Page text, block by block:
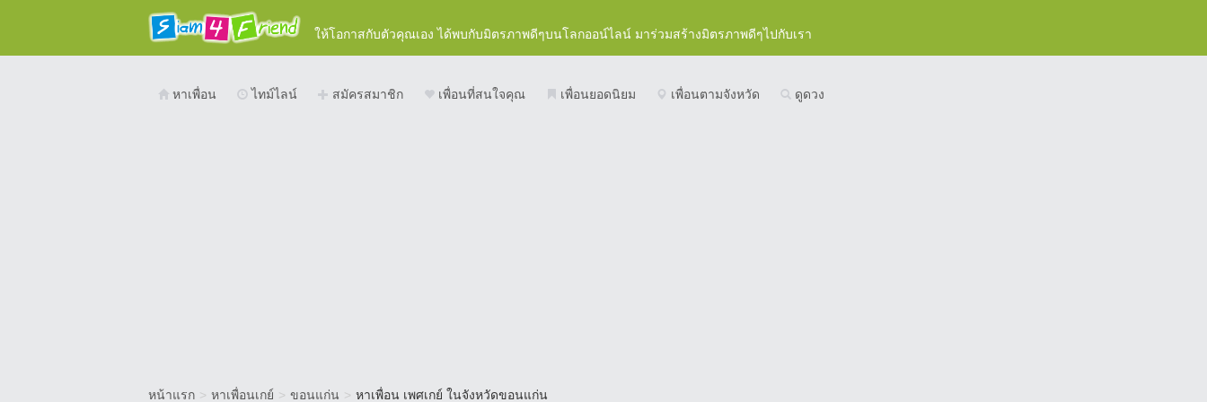
ให้โอกาสกับตัวคุณเอง ได้พบกับมิตรภาพดีๆบนโลกออน์ไลน์ มาร่วมสร้างมิตรภาพดีๆไปกับเรา
หาเพื่อน ไทม์ไลน์ สมัครสมาชิก เพื่อนที่สนใจคุณ เพื่อนยอดนิยม เพื่อนตามจังหวัด ดูดวง
หน้าแรก > หาเพื่อนเกย์ > ขอนแก่น > หาเพื่อน เพศเกย์ ในจังหวัดขอนแก่น